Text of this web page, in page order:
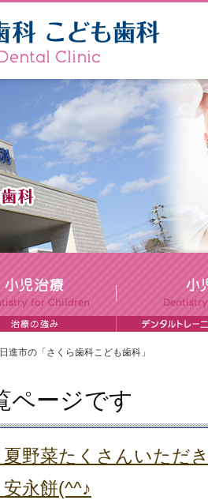
進市の「さくら歯科こども歯科」
ページです
野菜たくさんいただ
永餅(^^♪